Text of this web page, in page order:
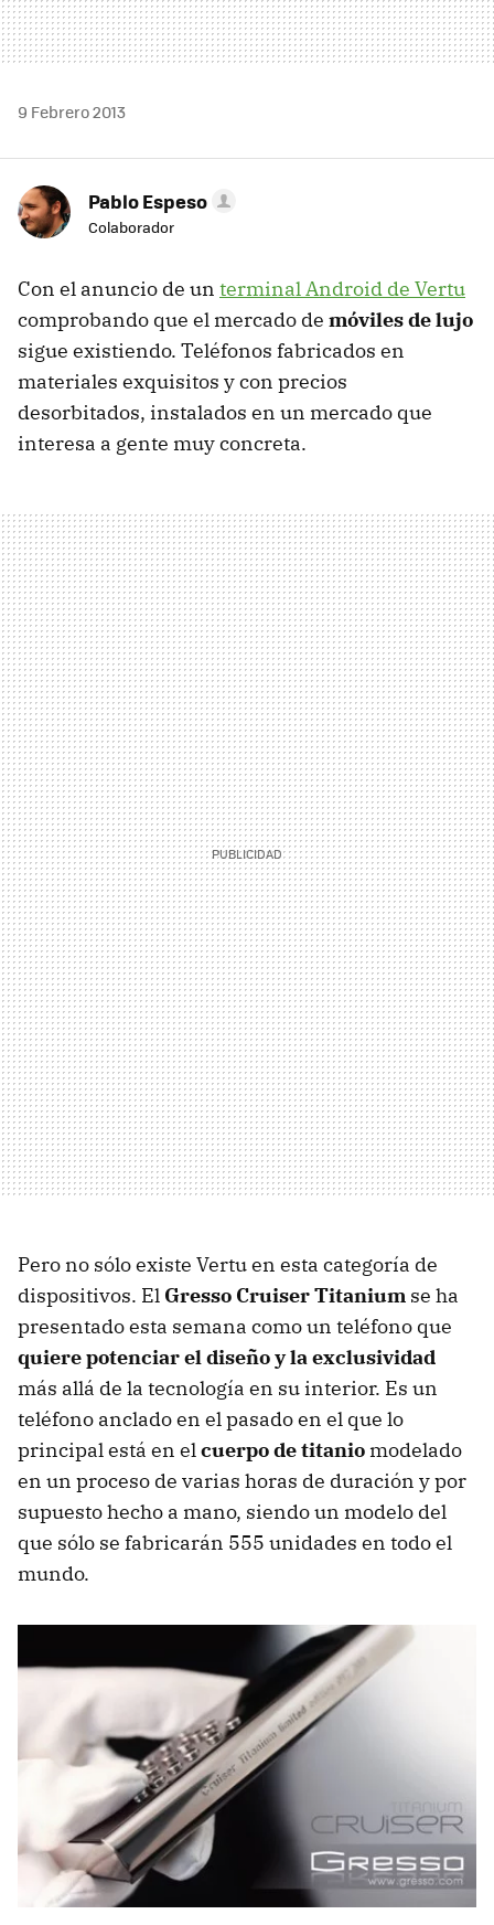
9 Febrero 2013
Pablo Espeso
Colaborador
Con el anuncio de un terminal Android de Vertu
comprobando que el mercado de móviles de lujo
sigue existiendo. Teléfonos fabricados en
materiales exquisitos y con precios
desorbitados, instalados en un mercado que
interesa a gente muy concreta.
Pero no sólo existe Vertu en esta categoría de
dispositivos. El Gresso Cruiser Titanium se ha
presentado esta semana como un teléfono que
quiere potenciar el diseño y la exclusividad
más allá de la tecnología en su interior. Es un
teléfono anclado en el pasado en el que lo
principal está en el cuerpo de titanio modelado
en un proceso de varias horas de duración y por
supuesto hecho a mano, siendo un modelo del
que sólo se fabricarán 555 unidades en todo el
mundo.